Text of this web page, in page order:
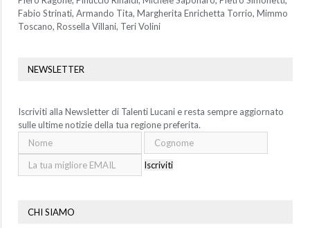
Fabio Strinati, Armando Tita, Margherita Enrichetta Torrio, Mimmo
Toscano, Rossella Villani, Teri Volini
NEWSLETTER
Iscriviti alla Newsletter di Talenti Lucani e resta sempre aggiornato
sulle ultime notizie della tua regione preferita.
Iscriviti
CHI SIAMO